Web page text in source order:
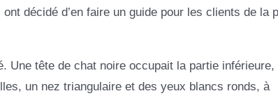
décidé d’en faire un guide pour les clients de la
Une tête de chat noire occupait la partie inférieure,
un nez triangulaire et des yeux blancs ronds, à